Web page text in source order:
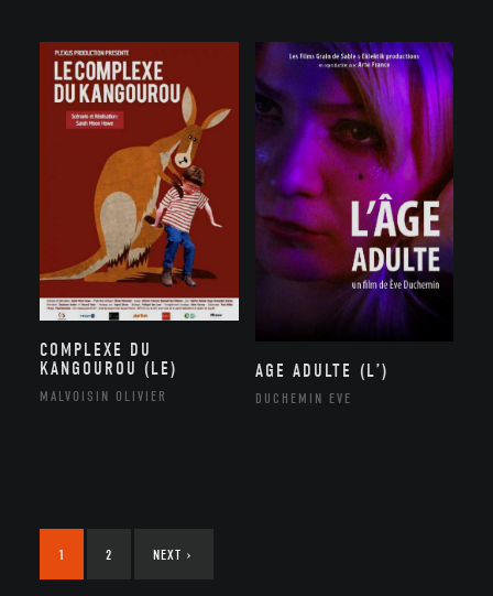
COMPLEXE DU
KANGOUROU (LE)
MALVOISIN OLIVIER
AGE ADULTE (L’)
DUCHEMIN EVE
1 2 NEXT ›